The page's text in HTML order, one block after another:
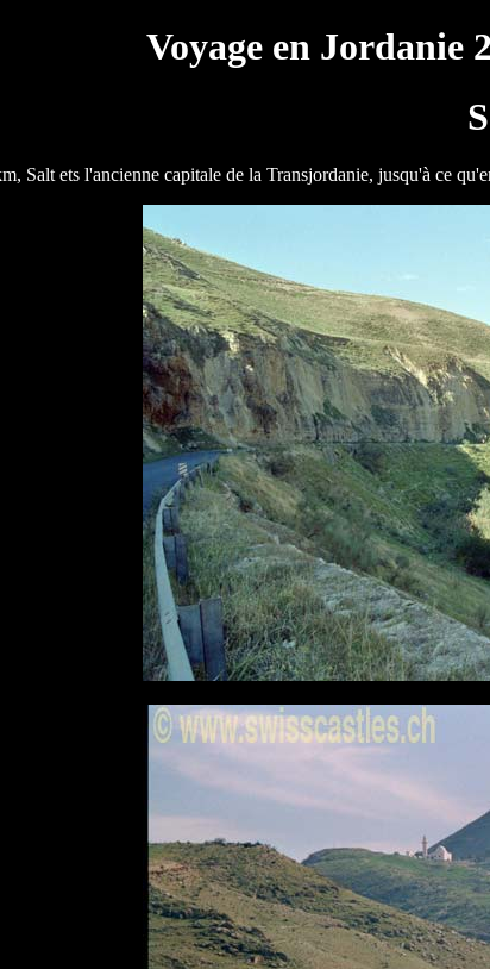
Voyage en Jordanie
Salt ets l'ancienne capitale de la Transjordanie, jusqu'à ce